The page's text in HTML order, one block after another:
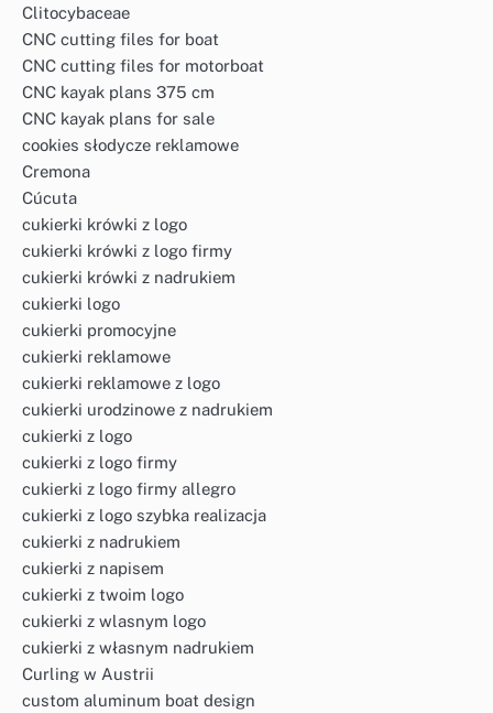
Clitocybaceae
CNC cutting files for boat
CNC cutting files for motorboat
CNC kayak plans 375 cm
CNC kayak plans for sale
cookies słodycze reklamowe
Cremona
Cúcuta
cukierki krówki z logo
cukierki krówki z logo firmy
cukierki krówki z nadrukiem
cukierki logo
cukierki promocyjne
cukierki reklamowe
cukierki reklamowe z logo
cukierki urodzinowe z nadrukiem
cukierki z logo
cukierki z logo firmy
cukierki z logo firmy allegro
cukierki z logo szybka realizacja
cukierki z nadrukiem
cukierki z napisem
cukierki z twoim logo
cukierki z wlasnym logo
cukierki z własnym nadrukiem
Curling w Austrii
custom aluminum boat design